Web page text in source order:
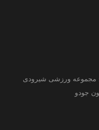
مجموعه ورزشی شیرودی